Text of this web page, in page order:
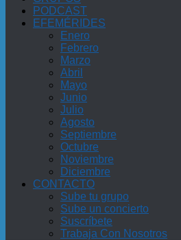
PODCAST
EFEMÉRIDES
Enero
Febrero
Marzo
Abril
Mayo
Junio
Julio
Agosto
Septiembre
Octubre
Noviembre
Diciembre
CONTACTO
Sube tu grupo
Sube un concierto
Suscríbete
Trabaja Con Nosotros